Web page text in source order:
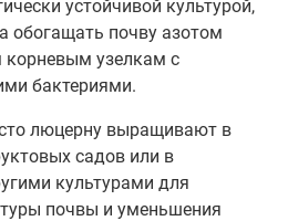
устойчивой культурой,
обогащать почву азотом
корневым узелкам с
бактериями.
люцерну выращивают в
садов или в
культурами для
почвы и уменьшения